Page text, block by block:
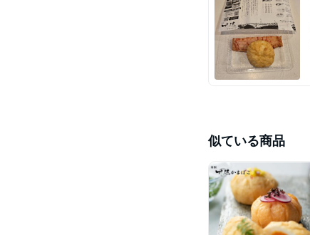
似ている商品